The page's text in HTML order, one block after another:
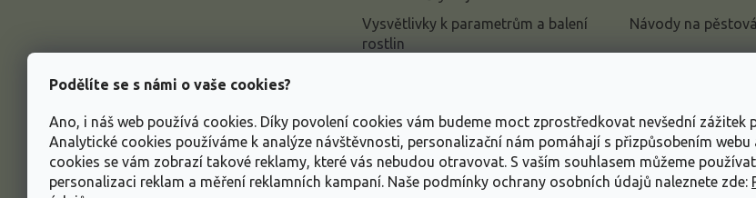
Podělíte se s námi o vaše cookies?
Ano, i náš web používá cookies. Díky povolení cookies vám budeme moct zprostředkovat nevšední zážitek
Analytické cookies používáme k analýze návštěvnosti, personalizační nám pomáhají s přizpůsobením
cookies se vám zobrazí takové reklamy, které vás nebudou otravovat. S vaším souhlasem můžeme
personalizaci reklam a měření reklamních kampaní. Naše podmínky ochrany osobních údajů naleznete zde:
Vysvětlivky k parametrům a balení
rostlin
Informace o ochraně osobních
údajů
Obchodní podmínky
Návody na